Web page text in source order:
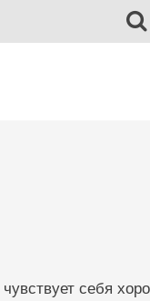
себя